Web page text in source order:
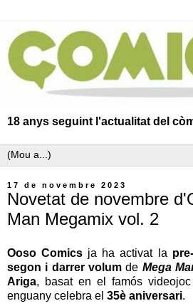
18 anys seguint l'actualitat del
17 de novembre 2023
Novetat de novembre
Man Megamix vol. 2
Ooso Comics ja ha activat la
segon i darrer volum de Mega
Ariga, basat en el famós
enguany celebra el 35è aniversari.